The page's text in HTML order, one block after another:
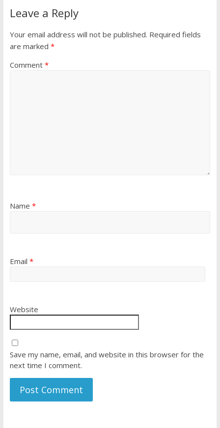
Leave a Reply
Your email address will not be published. Required fields
are marked *
Comment *
Name *
Email *
Website
Save my name, email, and website in this browser for the
next time I comment.